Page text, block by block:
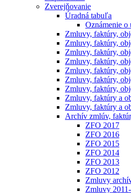
Zverejňovanie
Úradná tabuľa
Oznámenie
Zmluvy, faktúry,
Zmluvy, faktúry,
Zmluvy, faktúry,
Zmluvy, faktúry,
Zmluvy, faktúry,
Zmluvy, faktúry,
Zmluvy, faktúry,
Zmluvy, faktúry a
Zmluvy, faktúry a
Archív zmlúv,
ZFO 2017
ZFO 2016
ZFO 2015
ZFO 2014
ZFO 2013
ZFO 2012
Zmluvy
Zmluvy